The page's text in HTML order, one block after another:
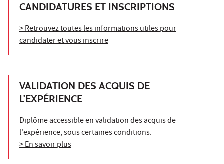
CANDIDATURES ET INSCRIPTIONS
> Retrouvez toutes les informations utiles pour
candidater et vous inscrire
VALIDATION DES ACQUIS DE
L'EXPÉRIENCE
Diplôme accessible en validation des acquis de
l'expérience, sous certaines conditions.
> En savoir plus